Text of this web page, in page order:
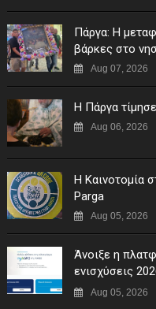
Πάργα: Η
βάρκες στο
Aug 07, 2026
Η Πάργα
Aug 06, 2026
Η Καινοτομία
Parga
Aug 05, 2026
Άνοιξε η
ενισχύσεις
ΑίτησηAug 05, 2026